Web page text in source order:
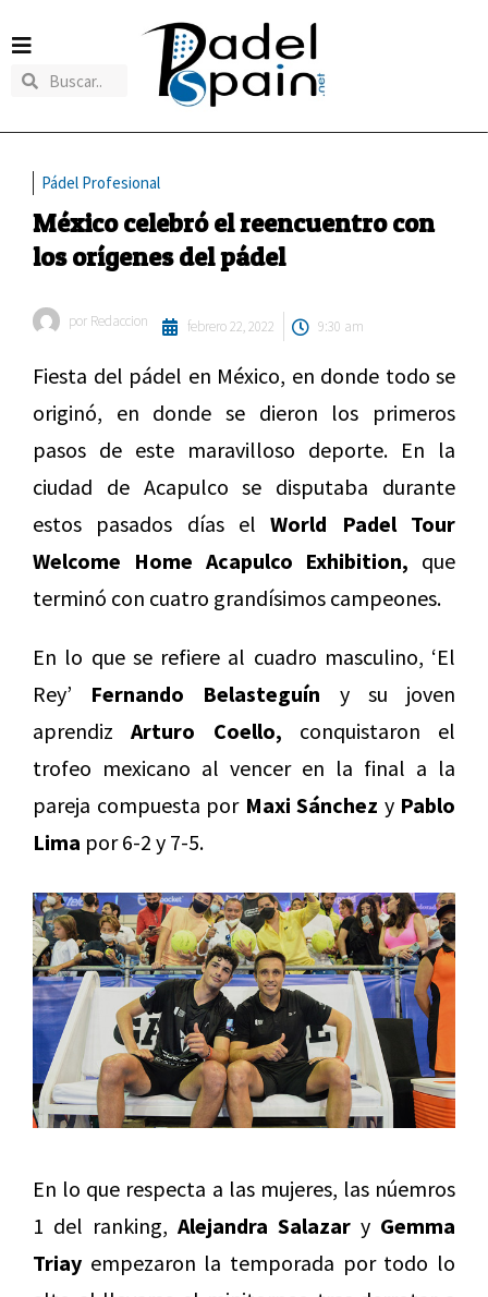
Pádel Profesional
México celebró el reencuentro con
los orígenes del pádel
por Redaccion febrero 22, 2022 9:30 am
Fiesta del pádel en México, en donde todo se
originó, en donde se dieron los primeros
pasos de este maravilloso deporte. En la
ciudad de Acapulco se disputaba durante
estos pasados días elWorld Padel Tour
Welcome Home Acapulco Exhibition, que
terminó con cuatro grandísimos campeones.
En lo que se refiere al cuadro masculino, ‘El
Rey’ Fernando Belasteguín y su joven
aprendizArturo Coello, conquistaron el
trofeo mexicano al vencer en la final a la
pareja compuesta por Maxi Sánchez y Pablo
Lima por 6-2 y 7-5.
En lo que respecta a las mujeres, las núemros
1 del ranking, Alejandra Salazar y Gemma
Triay empezaron la temporada por todo lo